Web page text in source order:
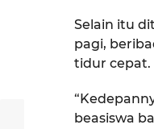
Selain itu
pagi,
tidur cepat.
beasiswa